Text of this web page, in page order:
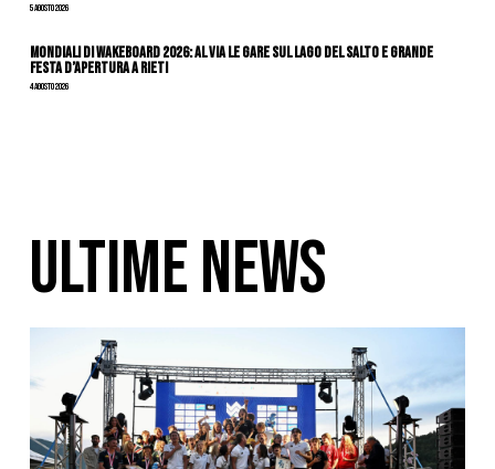
5 Agosto 2026
Mondiali di Wakeboard 2026: al via le gare sul Lago del Salto e grande
festa d’apertura a Rieti
4 Agosto 2026
ULTIME NEWS